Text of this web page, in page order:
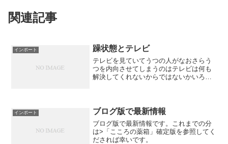
関連記事
インポート 躁状態とテレビ
テレビを見ていてうつの人がなおさらう
つを内向させてしまうのはテレビは何も
解決してくれないからではないかいろん
のではないか躁状態のとき...
インポート ブログ版で最新情報
ブログ版で最新情報です。これまでの分
は>「こころの薬箱」確定版を参照してく
だされば幸いです。